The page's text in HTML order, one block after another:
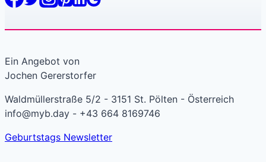
Ein Angebot von
Jochen Gererstorfer
Waldmüllerstraße 5/2 - 3151 St. Pölten - Österreich
info@myb.day - +43 664 8169746
Geburtstags Newsletter